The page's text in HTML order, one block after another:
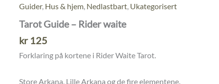
Guider, Hus & hjem, Nedlastbart, Ukategorisert
Tarot Guide – Rider waite
kr125
Forklaring på kortene i Rider Waite Tarot.
Store Arkana, Lille Arkana og de fire elementene.